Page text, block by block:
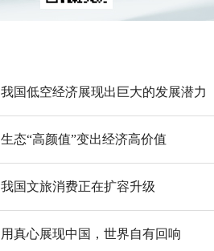
我国低空经济展现出巨大的发展潜力
生态“高颜值”变出经济高价值
我国文旅消费正在扩容升级
用真心展现中国，世界自有回响